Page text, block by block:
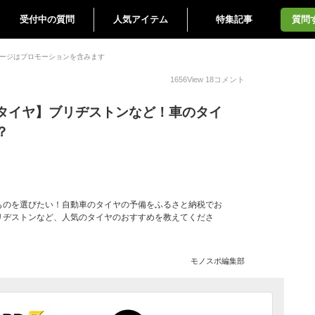
受付中の質問 人気アイテム 特集記事 質問
ジはプロモーションを含みます
1656View 18コメント
イヤ】ブリヂストンなど！車のタイ
を選びたい！自動車のタイヤの予備をふるさと納税でお
ストンなど、人気のタイヤのおすすめを教えてくださ
モノスポ編集部